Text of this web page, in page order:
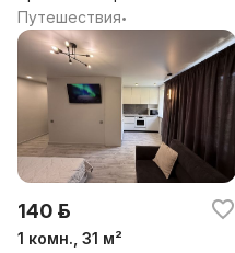
ул, 56, Брест,
Брестская обл.
Путешествия•
140 р.
1 комн., 31 м²